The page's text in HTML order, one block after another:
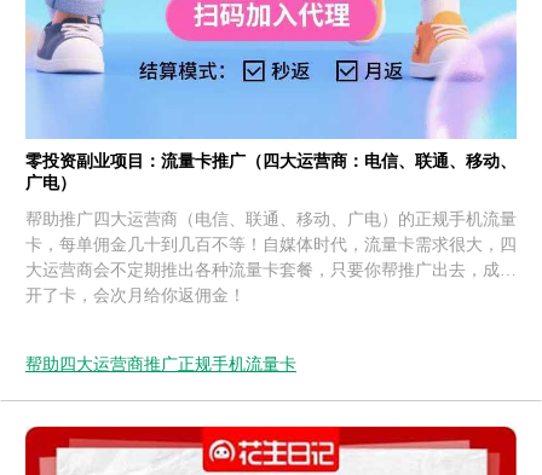
零投资副业项目：流量卡推广（四大运营商：电信、联通、移动、
广电）
帮助推广四大运营商（电信、联通、移动、广电）的正规手机流量
卡，每单佣金几十到几百不等！自媒体时代，流量卡需求很大，四
大运营商会不定期推出各种流量卡套餐，只要你帮推广出去，成功
开了卡，会次月给你返佣金！
帮助四大运营商推广正规手机流量卡